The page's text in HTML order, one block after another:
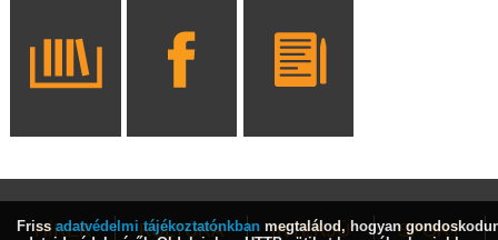
HÍREK KULTÚRA INTERJÚ SPORT
Friss adatvédelmi tájékoztatónkban megtalálod, hogyan